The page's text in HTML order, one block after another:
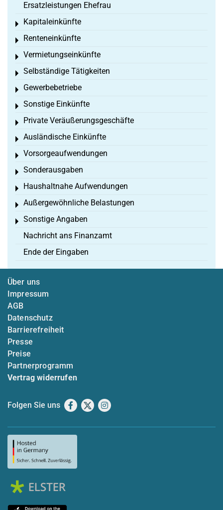
Ersatzleistungen Ehefrau
Kapitaleinkünfte
Toggle menu
Renteneinkünfte
Toggle menu
Vermietungseinkünfte
Toggle menu
Selbständige Tätigkeiten
Toggle menu
Gewerbebetriebe
Toggle menu
Sonstige Einkünfte
Toggle menu
Private Veräußerungsgeschäfte
Toggle menu
Ausländische Einkünfte
Toggle menu
Vorsorgeaufwendungen
Toggle menu
Sonderausgaben
Toggle menu
Haushaltnahe Aufwendungen
Toggle menu
Außergewöhnliche Belastungen
Toggle menu
Sonstige Angaben
Toggle menu
Nachricht ans Finanzamt
Ende der Eingaben
Über uns
Impressum
AGB
Datenschutz
Barrierefreiheit
Presse
Preise
Partnerprogramm
Vertrag widerrufen
Folgen Sie uns Facebook
X Instagram